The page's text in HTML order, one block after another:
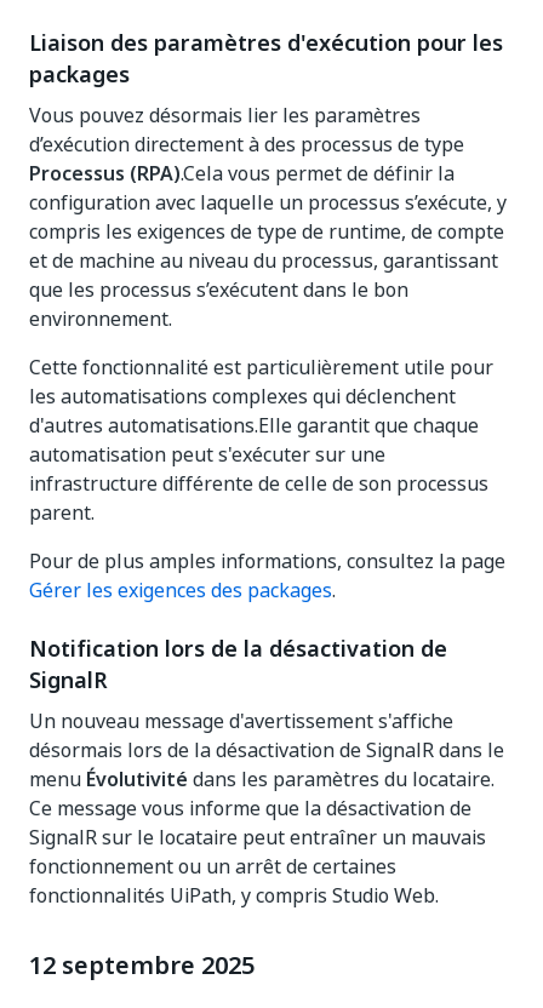
Liaison des paramètres d'exécution pour les
packages
Vous pouvez désormais lier les paramètres
d’exécution directement à des processus de type
Processus (RPA).Cela vous permet de définir la
configuration avec laquelle un processus s’exécute, y
compris les exigences de type de runtime, de compte
et de machine au niveau du processus, garantissant
que les processus s’exécutent dans le bon
environnement.
Cette fonctionnalité est particulièrement utile pour
les automatisations complexes qui déclenchent
d'autres automatisations.Elle garantit que chaque
automatisation peut s'exécuter sur une
infrastructure différente de celle de son processus
parent.
Pour de plus amples informations, consultez la page
Gérer les exigences des packages.
Notification lors de la désactivation de
SignalR
Un nouveau message d'avertissement s'affiche
désormais lors de la désactivation de SignalR dans le
menu Évolutivité dans les paramètres du locataire.
Ce message vous informe que la désactivation de
SignalR sur le locataire peut entraîner un mauvais
fonctionnement ou un arrêt de certaines
fonctionnalités UiPath, y compris Studio Web.
12 septembre 2025